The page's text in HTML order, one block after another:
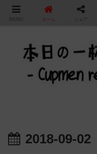
カップ麺の新商品
2018-09-02
MENU ホーム シェア